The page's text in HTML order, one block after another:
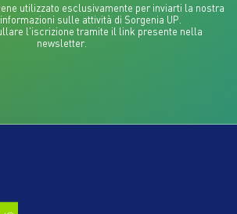
utilizzato esclusivamente per inviarti la nostra
sulle attività di Sorgenia UP.
l'iscrizione tramite il link presente nella
newsletter.